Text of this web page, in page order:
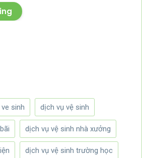
sinh dịch vụ vệ sinh
dịch vụ vệ sinh nhà xưởng
dịch vụ vệ sinh trường học